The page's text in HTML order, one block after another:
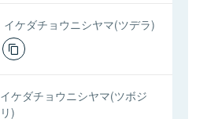
イケダチョウニシヤマ(ツデラ)
イケダチョウニシヤマ(ツボジ
リ)